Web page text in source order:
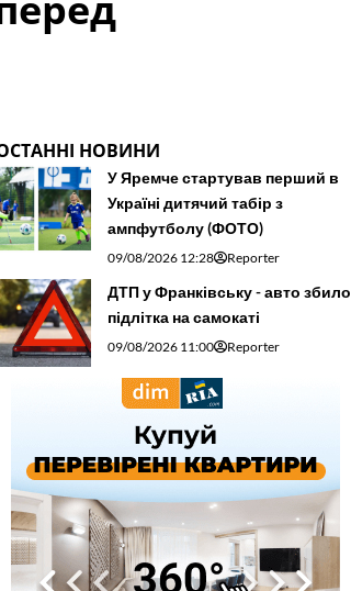
НОВИНИ
У Яремче стартував перший в
Україні дитячий табір з
ампфутболу (ФОТО)
09/08/2026 12:28 Reporter
ДТП у Франківську - авто збило
підлітка на самокаті
09/08/2026 11:00 Reporter